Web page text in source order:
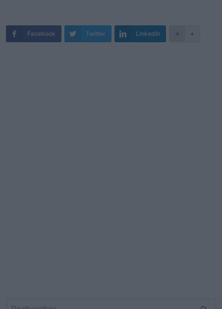
Facebook Twitter LinkedIn +
Rechercher :